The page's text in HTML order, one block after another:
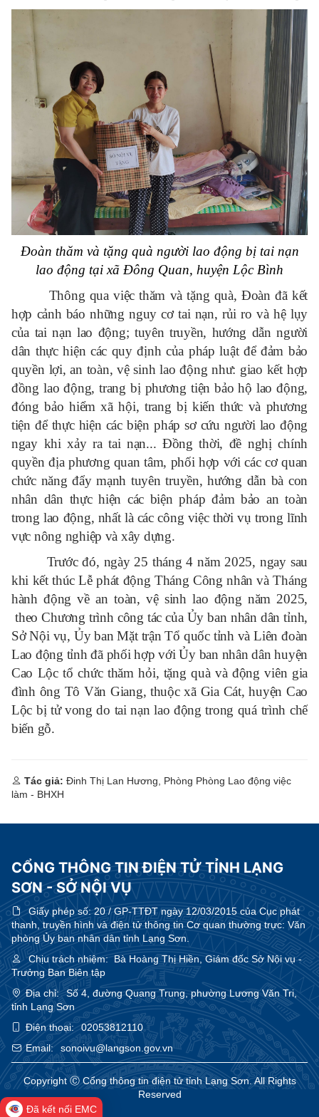
Đoàn thăm và tặng quà người lao động bị tai nạn
lao động tại xã Đông Quan, huyện Lộc Bình
Thông qua việc thăm và tặng quà, Đoàn đã kết
hợp cảnh báo những nguy cơ tai nạn, rủi ro và hệ lụy
của tai nạn lao động; tuyên truyền, hướng dẫn người
dân thực hiện các quy định của pháp luật để đảm bảo
quyền lợi, an toàn, vệ sinh lao động như: giao kết hợp
đồng lao động, trang bị phương tiện bảo hộ lao động,
đóng bảo hiểm xã hội, trang bị kiến thức và phương
tiện để thực hiện các biện pháp sơ cứu người lao động
ngay khi xảy ra tai nạn... Đồng thời, đề nghị chính
quyền địa phương quan tâm, phối hợp với các cơ quan
chức năng đẩy mạnh tuyên truyền, hướng dẫn bà con
nhân dân thực hiện các biện pháp đảm bảo an toàn
trong lao động, nhất là các công việc thời vụ trong lĩnh
vực nông nghiệp và xây dựng.
Trước đó, ngày 25 tháng 4 năm 2025, ngay sau
khi kết thúc Lễ phát động Tháng Công nhân và Tháng
hành động về an toàn, vệ sinh lao động năm 2025,
theo Chương trình công tác của Ủy ban nhân dân tỉnh,
Sở Nội vụ, Ủy ban Mặt trận Tổ quốc tỉnh và Liên đoàn
Lao động tỉnh đã phối hợp với Ủy ban nhân dân huyện
Cao Lộc tổ chức thăm hỏi, tặng quà và động viên gia
đình ông Tô Văn Giang, thuộc xã Gia Cát, huyện Cao
Lộc bị tử vong do tai nạn lao động trong quá trình chế
biến gỗ.
Tác giả: Đinh Thị Lan Hương, Phòng Phòng Lao động việc
làm - BHXH
CỔNG THÔNG TIN ĐIỆN TỬ TỈNH LẠNG
SƠN - SỞ NỘI VỤ
Giấy phép số:20 / GP-TTĐT ngày 12/03/2015 của Cục phát
thanh, truyền hình và điện tử thông tin Cơ quan thường trực: Văn
phòng Ủy ban nhân dân tỉnh Lạng Sơn.
Chịu trách nhiệm:Bà Hoàng Thị Hiền, Giám đốc Sở Nội vụ -
Trưởng Ban Biên tập
Địa chỉ:
Số 4, đường Quang Trung, phường Lương Văn Tri,
tỉnh Lạng Sơn
Điện thoại:
02053812110
Email:
sonoivu@langson.gov.vn
Copyright Ⓒ Cổng thông tin điện tử tỉnh Lạng Sơn. All Rights
Reserved
Đã kết nối EMC